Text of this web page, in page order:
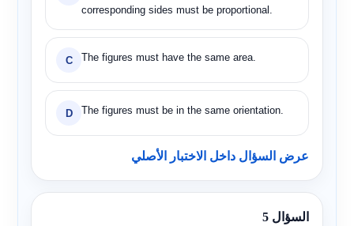
corresponding sides must be proportional.
C The figures must have the same area.
D The figures must be in the same orientation.
عرض السؤال داخل الاختبار الأصلي
السؤال 5